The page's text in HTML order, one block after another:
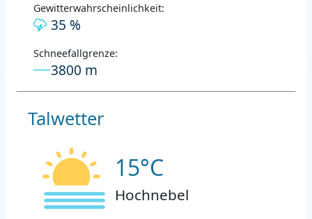
Gewitterwahrscheinlichkeit:
35 %
Schneefallgrenze:
3800 m
Talwetter
15°C
Hochnebel